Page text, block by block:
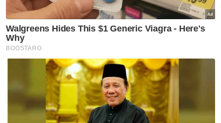
Juruterbang ditahan seludup
dadah bukan kru kendali
penerbangan - MAG
Helah guna kenderaan mewah
seludup arak, rokok terbongkar